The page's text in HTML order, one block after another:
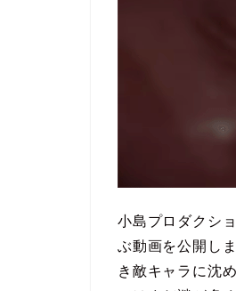
小島プロダクシ
ぶ動画を公開し
き敵キャラに沈